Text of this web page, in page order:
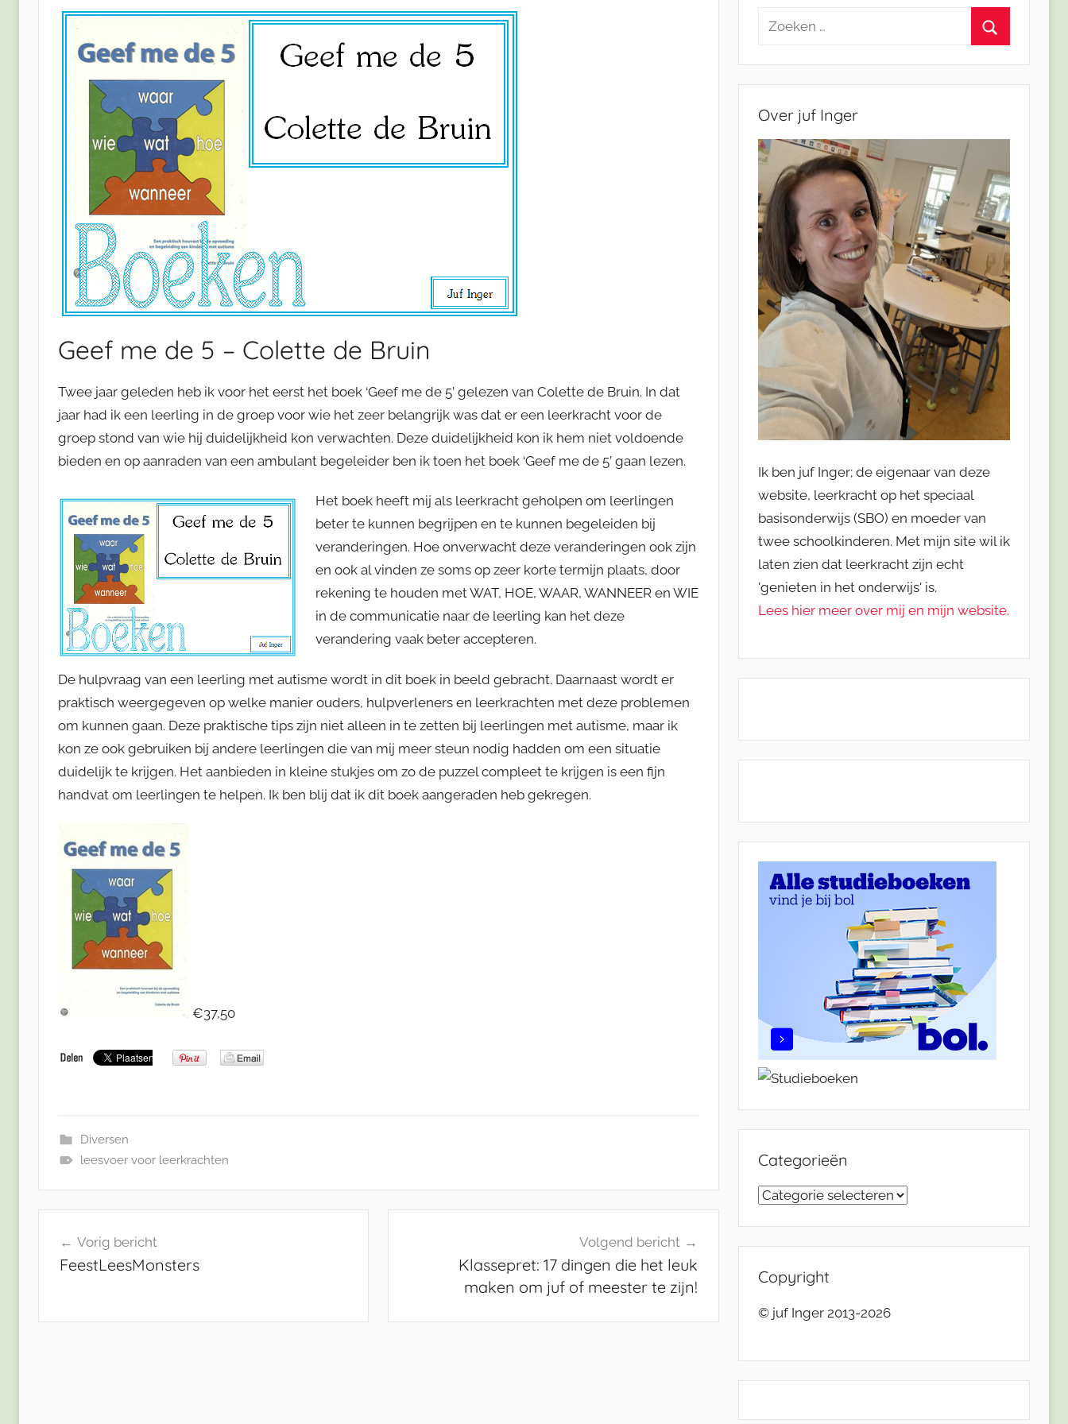
Geef me de 5 – Colette de Bruin
Twee jaar geleden heb ik voor het eerst het boek ‘Geef me de 5’ gelezen van Colette de Bruin. In dat
jaar had ik een leerling in de groep voor wie het zeer belangrijk was dat er een leerkracht voor de
groep stond van wie hij duidelijkheid kon verwachten. Deze duidelijkheid kon ik hem niet voldoende
bieden en op aanraden van een ambulant begeleider ben ik toen het boek ‘Geef me de 5’ gaan lezen.
Het boek heeft mij als leerkracht geholpen om leerlingen
beter te kunnen begrijpen en te kunnen begeleiden bij
veranderingen. Hoe onverwacht deze veranderingen ook zijn
en ook al vinden ze soms op zeer korte termijn plaats, door
rekening te houden met WAT, HOE, WAAR, WANNEER en WIE
in de communicatie naar de leerling kan het deze
verandering vaak beter accepteren.
De hulpvraag van een leerling met autisme wordt in dit boek in beeld gebracht. Daarnaast wordt er
praktisch weergegeven op welke manier ouders, hulpverleners en leerkrachten met deze problemen
om kunnen gaan. Deze praktische tips zijn niet alleen in te zetten bij leerlingen met autisme, maar ik
kon ze ook gebruiken bij andere leerlingen die van mij meer steun nodig hadden om een situatie
duidelijk te krijgen. Het aanbieden in kleine stukjes om zo de puzzel compleet te krijgen is een fijn
handvat om leerlingen te helpen. Ik ben blij dat ik dit boek aangeraden heb gekregen.
€37,50
Diversen
leesvoer voor leerkrachten
navigatie
Vorig bericht
FeestLeesMonsters
Volgend bericht
Klassepret: 17 dingen die het leuk
maken om juf of meester te zijn!
Zoeken
Over juf Inger
Ik ben juf Inger; de eigenaar van deze
website, leerkracht op het speciaal
basisonderwijs (SBO) en moeder van
twee schoolkinderen. Met mijn site wil ik
laten zien dat leerkracht zijn echt
'genieten in het onderwijs' is.
Lees hier meer over mij en mijn website.
Categorieën
Categorieën
Copyright
© juf Inger 2013-2026